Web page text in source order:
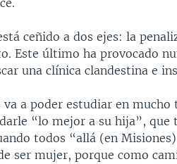
ceñido a dos ejes: la
Este último ha provocado
una clínica clandestina e
a poder estudiar en mucho
“lo mejor a su hija”, que
todos “allá (en
ser mujer, porque como